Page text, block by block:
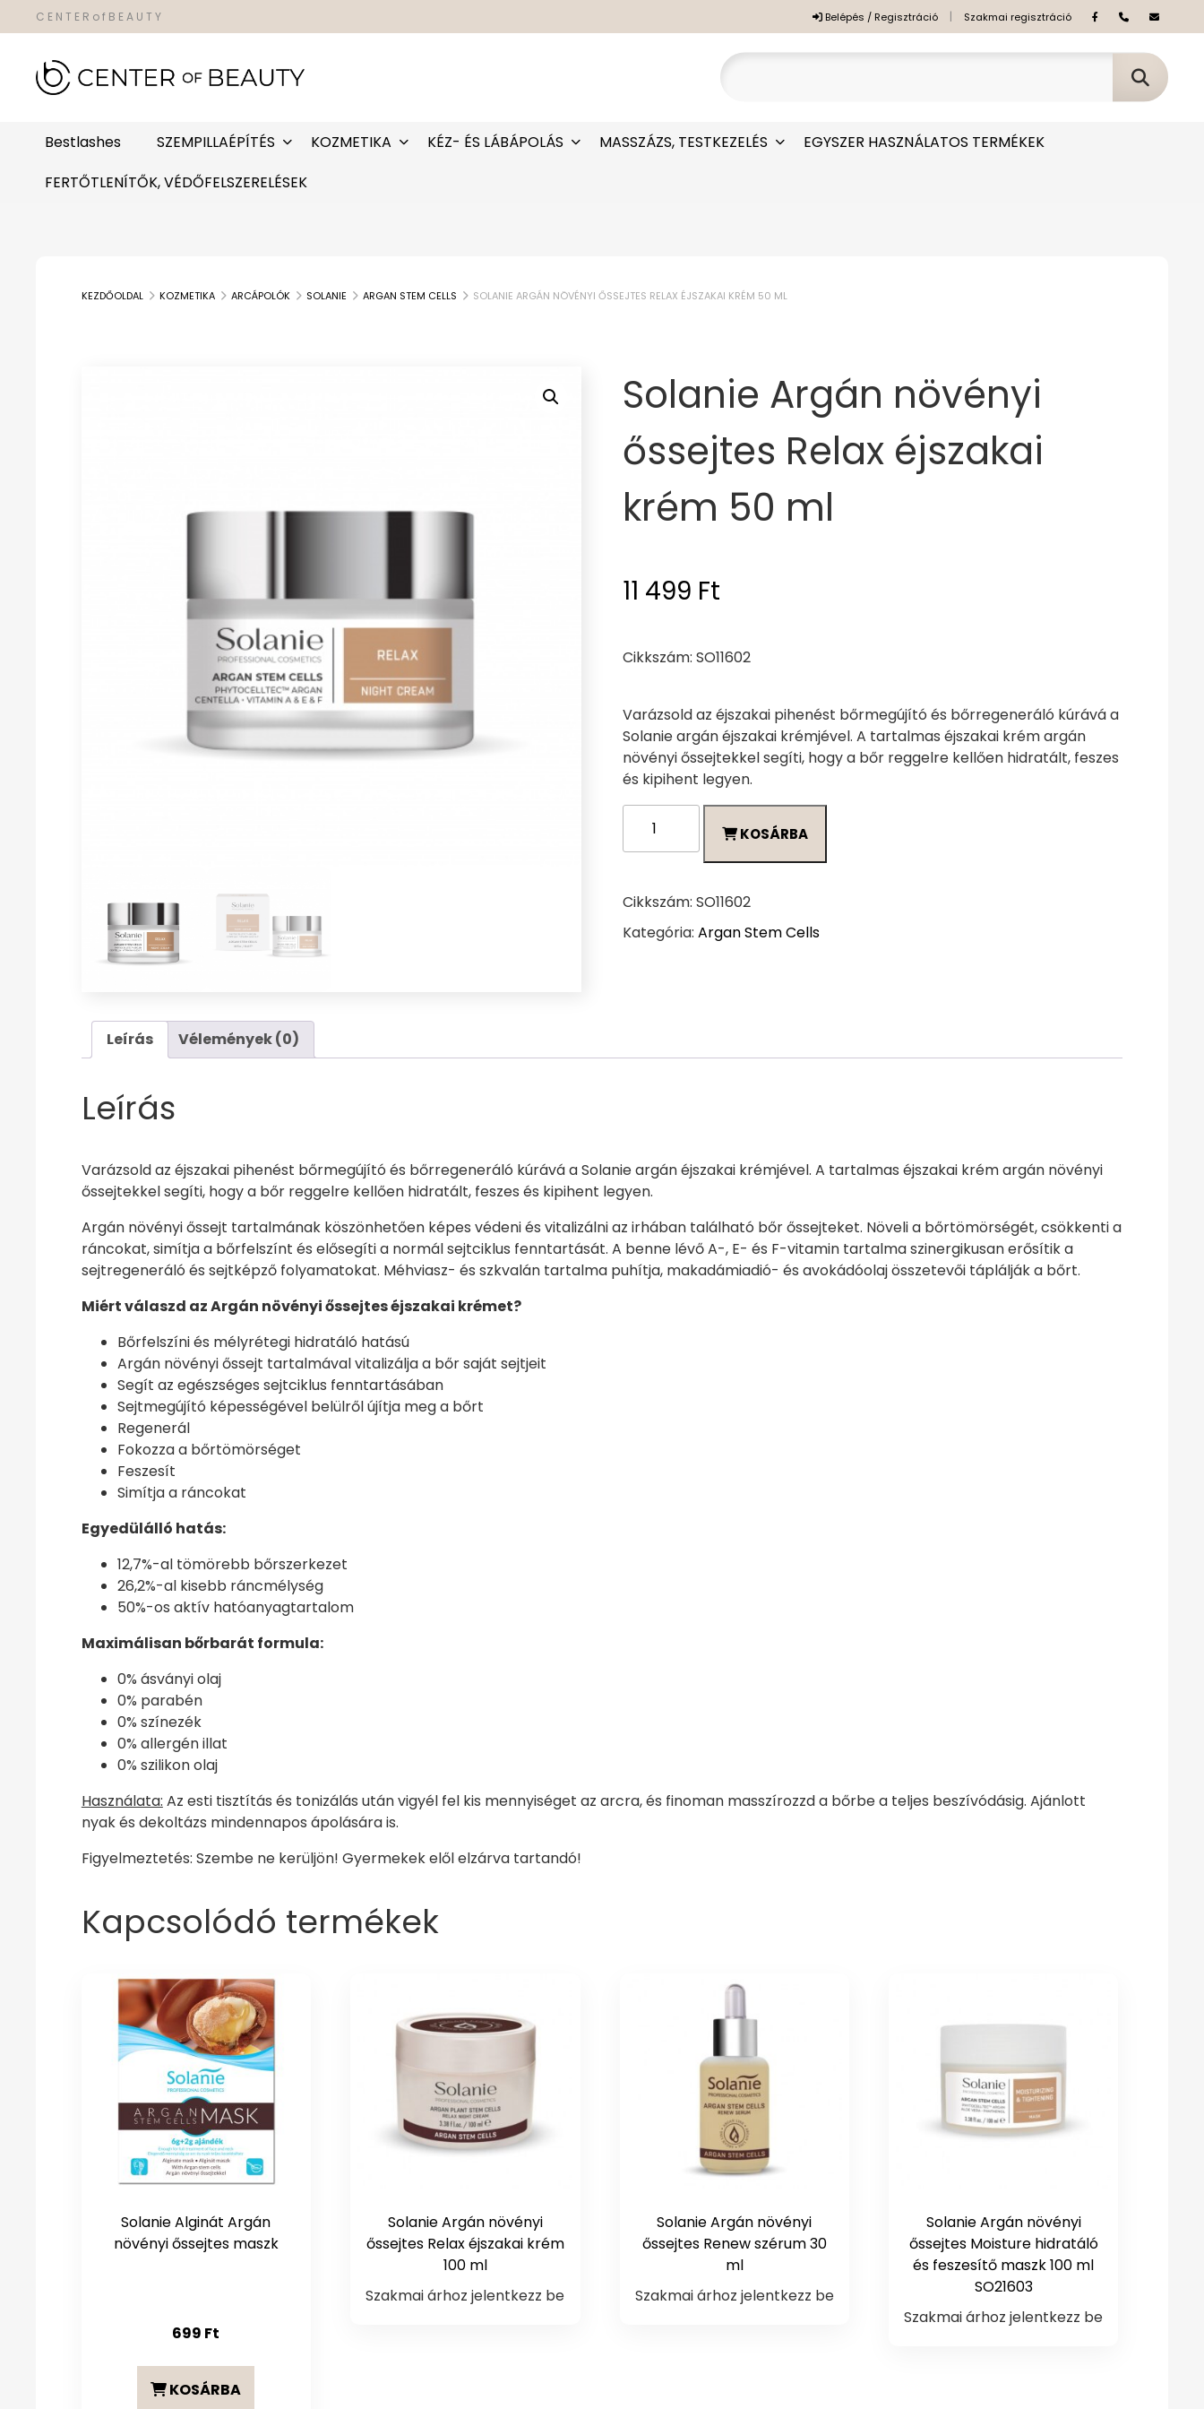
C E N T E R o f B E A U T Y Belépés / Regisztráció | Szakmai regisztráció
Bestlashes SZEMPILLAÉPÍTÉS KOZMETIKA KÉZ- ÉS LÁBÁPOLÁS MASSZÁZS, TESTKEZELÉS
EGYSZER HASZNÁLATOS TERMÉKEK
FERTŐTLENÍTŐK, VÉDŐFELSZERELÉSEK
KEZDŐOLDAL KOZMETIKA ARCÁPOLÓK SOLANIE ARGAN STEM CELLS SOLANIE ARGÁN NÖVÉNYI ŐSSEJTES RELAX ÉJSZAKAI KRÉM 50 ML
Solanie Argán növényi
őssejtes Relax éjszakai
krém 50 ml
11 499 Ft
Cikkszám: SO11602
Varázsold az éjszakai pihenést bőrmegújító és bőrregeneráló kúrává a
Solanie argán éjszakai krémjével. A tartalmas éjszakai krém argán
növényi őssejtekkel segíti, hogy a bőr reggelre kellően hidratált, feszes
és kipihent legyen.
Argán
növényi
Relax
éjszakai
krém
KOSÁRBA
Cikkszám:SO11602
Kategória:Argan Stem Cells
Leírás Vélemények (0)
Leírás
Varázsold az éjszakai pihenést bőrmegújító és bőrregeneráló kúrává a Solanie argán éjszakai krémjével. A tartalmas éjszakai krém argán növényi
őssejtekkel segíti, hogy a bőr reggelre kellően hidratált, feszes és kipihent legyen.
Argán növényi őssejt tartalmának köszönhetően képes védeni és vitalizálni az irhában található bőr őssejteket. Növeli a bőrtömörségét, csökkenti a
ráncokat, simítja a bőrfelszínt és elősegíti a normál sejtciklus fenntartását. A benne lévő A-, E- és F-vitamin tartalma szinergikusan erősítik a
sejtregeneráló és sejtképző folyamatokat. Méhviasz- és szkvalán tartalma puhítja, makadámiadió- és avokádóolaj összetevői táplálják a bőrt.
Miért válaszd az Argán növényi őssejtes éjszakai krémet?
Bőrfelszíni és mélyrétegi hidratáló hatású
Argán növényi őssejt tartalmával vitalizálja a bőr saját sejtjeit
Segít az egészséges sejtciklus fenntartásában
Sejtmegújító képességével belülről újítja meg a bőrt
Regenerál
Fokozza a bőrtömörséget
Feszesít
Simítja a ráncokat
Egyedülálló hatás:
12,7%-al tömörebb bőrszerkezet
26,2%-al kisebb ráncmélység
50%-os aktív hatóanyagtartalom
Maximálisan bőrbarát formula:
0% ásványi olaj
0% parabén
0% színezék
0% allergén illat
0% szilikon olaj
Használata: Az esti tisztítás és tonizálás után vigyél fel kis mennyiséget az arcra, és finoman masszírozzd a bőrbe a teljes beszívódásig. Ajánlott
nyak és dekoltázs mindennapos ápolására is.
Figyelmeztetés: Szembe ne kerüljön! Gyermekek elől elzárva tartandó!
Kapcsolódó termékek
Solanie Alginát Argán
növényi őssejtes maszk
699 Ft
KOSÁRBA
Solanie Argán növényi
őssejtes Relax éjszakai krém
100 ml
Szakmai árhoz jelentkezz be
Solanie Argán növényi
őssejtes Renew szérum 30
ml
Szakmai árhoz jelentkezz be
Solanie Argán növényi
őssejtes Moisture hidratáló
és feszesítő maszk 100 ml
SO21603
Szakmai árhoz jelentkezz be